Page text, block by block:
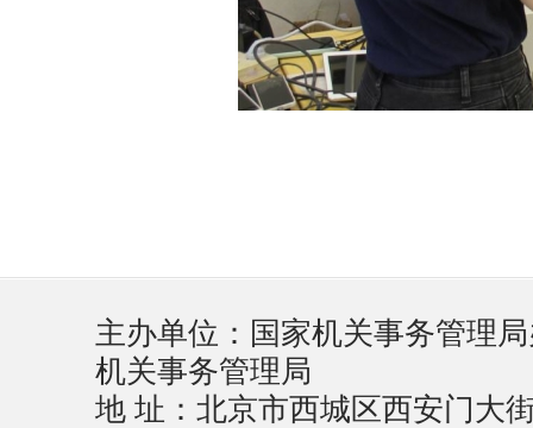
主办单位：国家机关事务管理
机关事务管理局
地 址：北京市西城区西安门大